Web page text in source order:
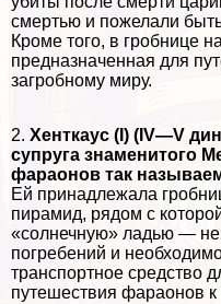
cмepтью и пожелали
Кроме того, в гробнице
предназначенная для
загробному миру.
2. Хенткаус (I) (IV—V
супруга знаменитого
фараонов так
Ей принадлежала
пирамид, рядом с
«солнечную» ладью —
погребений и
трaнcпортное средство
путешествия фараонов к